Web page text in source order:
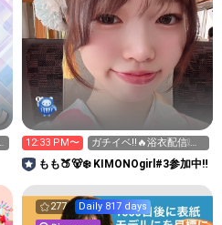
12:33 PM〜
ガチイベ‼️🔥浴衣配信❕👘
♡
もも🍑🐻‍❄️ KIMONOgirl#3参加中‼️
277 Daily 817 days